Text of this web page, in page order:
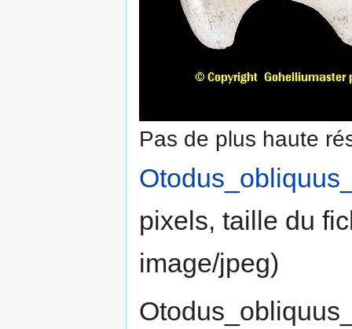
Pas de plus haute
pixels, taille du
image/jpeg)